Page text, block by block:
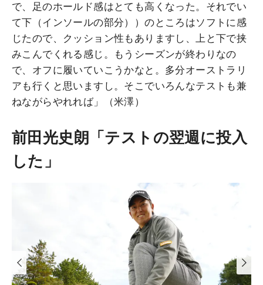
で、足のホールド感はとても高くなった。それでい
て下（インソールの部分））のところはソフトに感
じたので、クッション性もありますし、上と下で挟
みこんでくれる感じ。もうシーズンが終わりなの
で、オフに履いていこうかなと。多分オーストラリ
アも行くと思いますし。そこでいろんなテストも兼
ねながらやれれば」（米澤）
前田光史朗「テストの翌週に投入
した」